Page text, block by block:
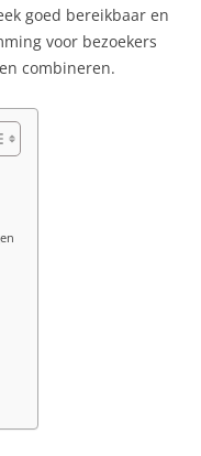
goed bereikbaar en
voor bezoekers
combineren.